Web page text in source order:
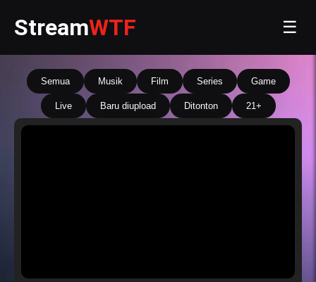
StreamWTF ☰
Semua Musik Film Series Game
Live Baru diupload Ditonton 21+